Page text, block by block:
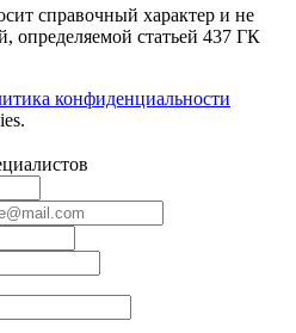
справочный характер и не
определяемой статьей 437 ГК
конфиденциальности